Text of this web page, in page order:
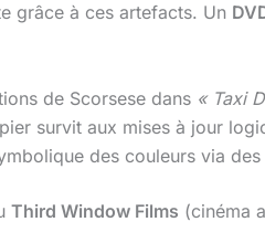
grâce à ces artefacts. Un
de Scorsese dans « Taxi
survit aux mises à jour
des couleurs via
Third Window Films (cinéma